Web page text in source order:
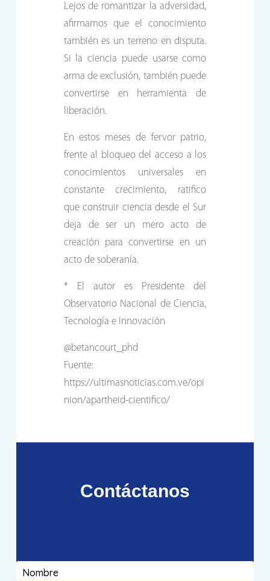
Lejos de romantizar la adversidad,
afirmamos que el conocimiento
también es un terreno en disputa.
Si la ciencia puede usarse como
arma de exclusión, también puede
convertirse en herramienta de
liberación.
En estos meses de fervor patrio,
frente al bloqueo del acceso a los
conocimientos universales en
constante crecimiento, ratifico
que construir ciencia desde el Sur
deja de ser un mero acto de
creación para convertirse en un
acto de soberanía.
* El autor es Presidente del
Observatorio Nacional de Ciencia,
Tecnología e Innovación
@betancourt_phd
Fuente:
https://ultimasnoticias.com.ve/opi
nion/apartheid-cientifico/
Contáctanos